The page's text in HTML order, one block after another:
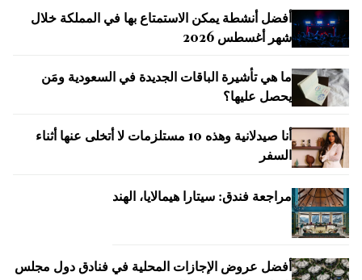
أفضل أنشطة يمكن الاستمتاع بها في المملكة خلال
شهر أغسطس 2026
ما هي تأشيرة الباقات الجديدة في السعودية ومَن
يحصل عليها؟
أنا صيدلانية وهذه 10 مستلزمات لا أتخلى عنها أثناء
السفر
مراجعة فندق: سيتارا هيمالايا، الهند
أفضل عروض الإجازات المحلية في فنادق دول مجلس